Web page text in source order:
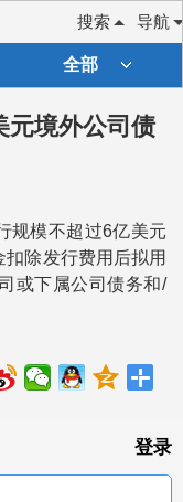
导航
搜索
全部
元境外公司债
模不超过6亿美元
除发行费用后拟用
或下属公司债务和/
登录